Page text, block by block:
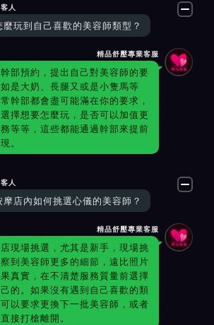
人
麼玩到自己喜歡的美容師類型？
精品舒壓專業客服
部預約，提出自己對美容師的要
是大奶、長腿又或是小隻馬等
幹部都會盡可能滿在你的要求，
擇想要怎麼玩，是否可以加值更
等等，這些都能通過幹部來提前
。
人
摩店內如何挑選心儀的美容師？
精品舒壓專業客服
現場挑選，尤其是新手，現場挑
到美容師更多的細節，遠比照片
真實，在不清楚服務質量前選擇
的。如果沒有遇到自己喜歡的類
以要求更換下一批美容師，或者
接打槍離開。